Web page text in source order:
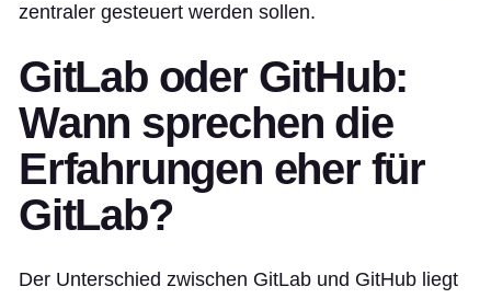
zentraler gesteuert werden sollen.
GitLab oder GitHub:
Wann sprechen die
Erfahrungen eher für
GitLab?
Der Unterschied zwischen GitLab und GitHub liegt